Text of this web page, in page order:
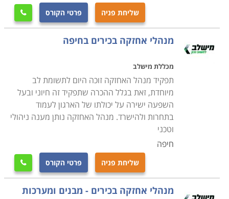
עוד נרכשת היכולת לבצע סקירה של המוסד או המבנה
בתחום אחריותו של איש המקצוע בניסיון לאתר מפגעים
הדורשים תיקון כמו למשל, מעליות שפג תוקף האחריות
עליהן ויש להזמין את חברת המעליות לתחזוקה שוטפת,
מזגנים רעועים הנוטים ליפול ומהווים סיכון בטיחותי, עצים
בסביבת חצר המוסד שיש לטפל בהם על מנת למנוע סיכון
בטיחותי וכדומה.
למי מיועד הקורס
הקורס מיועד לכל אדם המבקש לעסוק בתחום מעניין מאוד
המספק אתגר וסיפוק רב. עוד הוא מיועד לאנשים האוהבים
לעבוד עם הידיים, לתקן דברים ולהפעיל רמה גבוהה של
יצירתיות. אחזקה היא מקצוע המגלם בתוכו מגוון תחומים
שליחת פניה פרטי הקורס 
מנהלי אחזקה בכירים בחיפה
מכללת מישלב
תפקיד מנהל האחזקה זוכה היום לתשומת לב
מיוחדת, זאת בגלל ההכרה שתפקיד זה חיוני ובעל
השפעה ישירה על יכולתו של הארגון לעמוד
בתחרות ולהישרד. מנהל האחזקה נותן מענה ניהולי
וטכני
חיפה
שליחת פניה פרטי הקורס 
מנהלי אחזקה בכירים - מבנים ומערכות